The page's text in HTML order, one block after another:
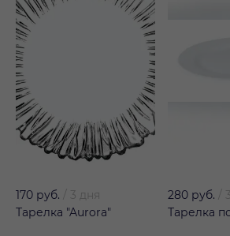
170 руб.
3 дня
Тарелка "Aurora"
280 руб.
Тарелка